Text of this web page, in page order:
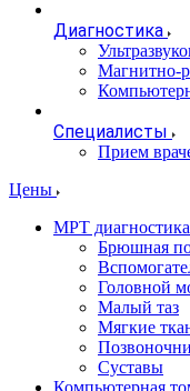
Диагностика
Магнитно-
Специалисты
Прием
Цены
МРТ диагностика
Брюшная
Головной
Малый таз
Мягкие
Суставы
Компьютерная